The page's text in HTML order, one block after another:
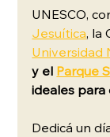
UNESCO,
Jesuítica, la
Universidad
y el Parque
ideales para
Dedicá un